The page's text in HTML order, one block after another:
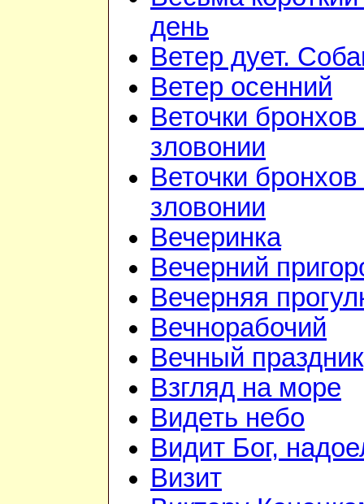
день
Ветер дует.
Ветер осенний
Веточки
зловонии
Веточки
зловонии
Вечеринка
Вечерний
Вечерняя
Вечнорабочий
Вечный праздник
Взгляд на море
Видеть небо
Видит Бог,
Визит